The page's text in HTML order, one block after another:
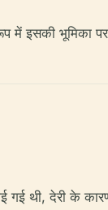
में इसकी भूमिका
गई थी, देरी के